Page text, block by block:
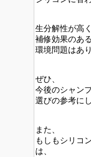
生分解性が高く
補修効果のあ
環境問題はあ
ぜひ、
今後のシャン
選びの参考に
また、
もしもシリコ
は、